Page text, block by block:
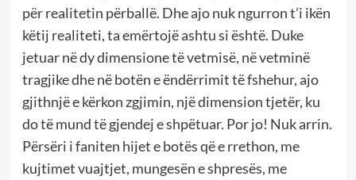
për realitetin përballë. Dhe ajo nuk ngurron t’i ikën
këtij realiteti, ta emërtojë ashtu si është. Duke
jetuar në dy dimensione të vetmisë, në vetminë
tragjike dhe në botën e ëndërrimit të fshehur, ajo
gjithnjë e kërkon zgjimin, një dimension tjetër, ku
do të mund të gjendej e shpëtuar. Por jo! Nuk arrin.
Përsëri i faniten hijet e botës që e rrethon, me
kujtimet vuajtjet, mungesën e shpresës, me